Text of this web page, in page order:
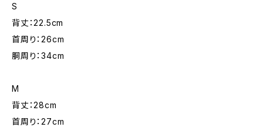
S
背丈：22.5cm
首周り：26cm
胴周り：34cm
M
背丈：28cm
首周り：27cm